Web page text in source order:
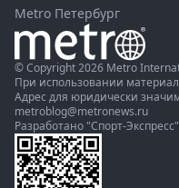
Metro Петербург
© Copyright 2026 Metro
При использовании
Адрес для юридически
metroblog@metronews.ru
Разработано "Спорт-Экспресс"